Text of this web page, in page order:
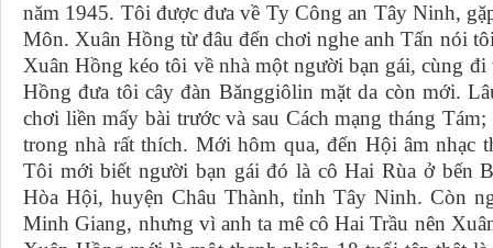
năm 1945. Tôi được đưa về Ty Công an Tây Ninh,
Môn. Xuân Hồng từ đâu đến chơi nghe anh Tấn nói
Xuân Hồng kéo tôi về nhà một người bạn gái, cùng
Hồng đưa tôi cây đàn Bănggiôlin mặt da còn mới.
chơi liền mấy bài trước và sau Cách mạng tháng
trong nhà rất thích. Mới hôm qua, đến Hội âm nhạc
Tôi mới biết người bạn gái đó là cô Hai Rùa ở bến
Hòa Hội, huyện Châu Thành, tỉnh Tây Ninh. Còn
Minh Giang, nhưng vì anh ta mê cô Hai Trầu nên